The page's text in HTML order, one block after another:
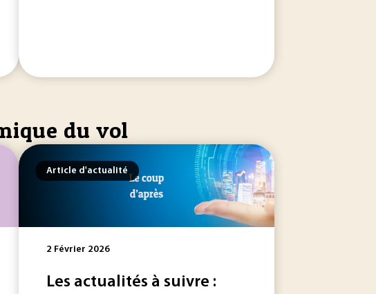
du vol
Article d'actualité
2 Février 2026
Les actualités à suivre :